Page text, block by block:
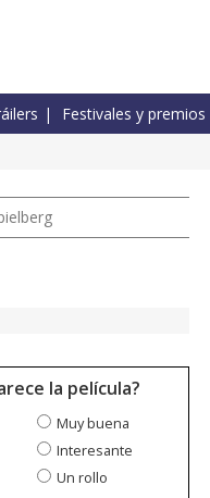
Festivales y premios
la película?
Muy buena
Interesante
Un rollo